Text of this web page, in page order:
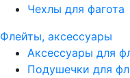
Чехлы для фагота
Флейты, аксессуары
Аксессуары для
Подушечки для